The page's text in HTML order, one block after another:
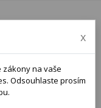
x
na vaše
Odsouhlaste prosím